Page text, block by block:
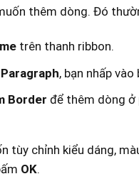
thêm dòng. Đó
trên thanh ribbon.
Paragraph, bạn nhấp
Border để thêm dòng ở
tùy chỉnh kiểu dáng,
OK.